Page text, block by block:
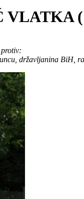
državljanina BiH,